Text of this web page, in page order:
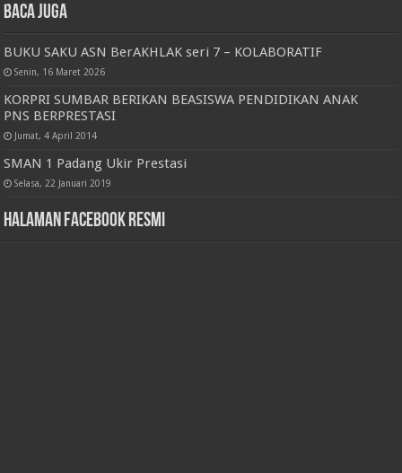
Baca juga
BUKU SAKU ASN BerAKHLAK seri 7 – KOLABORATIF
Senin, 16 Maret 2026
KORPRI SUMBAR BERIKAN BEASISWA PENDIDIKAN ANAK
PNS BERPRESTASI
Jumat, 4 April 2014
SMAN 1 Padang Ukir Prestasi
Selasa, 22 Januari 2019
Halaman Facebook Resmi